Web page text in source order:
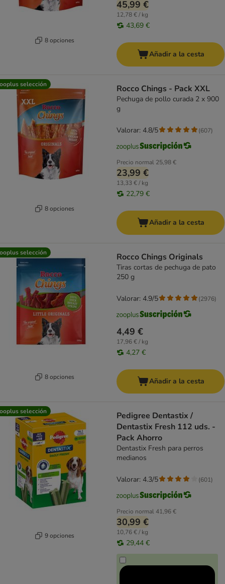
8 opciones
45,99 €
12,78 € / kg
43,69 €
Añadir a la cesta
selección
8 opciones
Rocco Chings - Pack XXL
Pechuga de pollo curada 2 x 900
g
Precio normal 25,98 €
23,99 €
13,33 € / kg
22,79 €
Valorar: 4.8/5 (607)
Añadir a la cesta
selección
8 opciones
Rocco Chings Originals
Tiras cortas de pechuga de pato
250 g
4,49 €
17,96 € / kg
4,27 €
Valorar: 4.9/5 (2976)
Añadir a la cesta
selección
9 opciones
Pedigree Dentastix /
Dentastix Fresh 112 uds. -
Pack Ahorro
Dentastix Fresh para perros
medianos
Precio normal41,96 €
30,99 €
10,76 € / kg
29,44 €
Valorar: 4.3/5 (601)